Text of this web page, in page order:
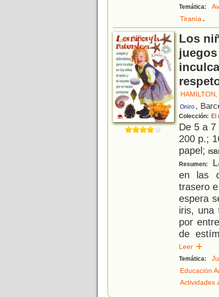
Temática:
Tiranía.
Los
Oniro ,
Colección: El
De 5 a
200 p.;
papel;
Resumen:
en las
trasero
espera
iris, una
por
de
Leer
Temática:
Educación
Actividades